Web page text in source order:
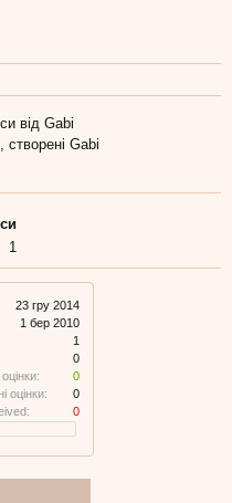
23 гру 2014
1 бер 2010
1
0
0
оцінки:
0
0
від Gabi
створені Gabi
1